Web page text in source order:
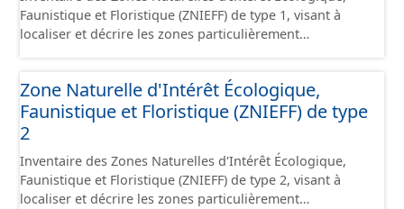
Faunistique et Floristique (ZNIEFF) de type 1, visant à
localiser et décrire les zones particulièrement
souvent de petite taille, de grand intérêt biologique ou
écologique, abritant des espèces animales ou végétales
patrimoniales clairement identifiées.
Zone Naturelle d'Intérêt Écologique,
Faunistique et Floristique (ZNIEFF) de type
2
Inventaire des Zones Naturelles d'Intérêt Écologique,
Faunistique et Floristique (ZNIEFF) de type 2, visant à
localiser et décrire les zones particulièrement